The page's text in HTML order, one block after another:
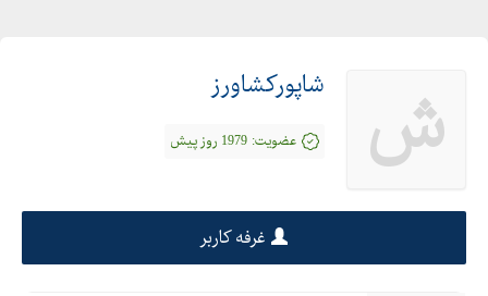
ش شاپورکشاورز
عضویت: 1979 روز پیش
غرفه کاربر